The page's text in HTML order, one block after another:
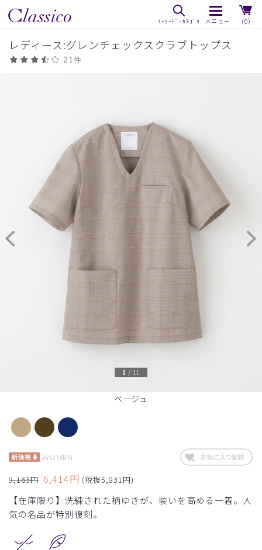
（0）
レディース:グレンチェックスクラブトップス
21件
ベージュ
1 / 11
WOMEN
9,163円 6,414円 (税抜5,831円)
【在庫限り】洗練された柄ゆきが、装いを高める一着。人
気の名品が特別復刻。